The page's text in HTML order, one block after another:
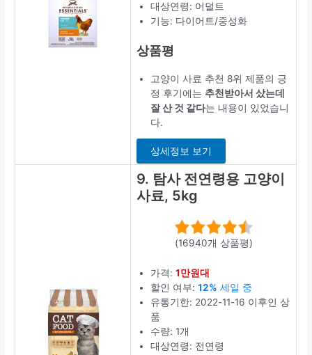
대상연령: 어덜트
기능: 다이어트/중성화
상품평
고양이 사료 추천 8위 제품의 긍
정 후기에는 추천받아서 샀는데
잘 산 것 같다는 내용이 있었습니
다.
상세정보 보기
9. 탐사 전연령용 고양이
사료, 5kg
(16940개 상품평)
가격:1만원대
할인 여부:12% 세일 중
유통기한: 2022-11-16 이후인 상
품
수량: 1개
대상연령: 전연령